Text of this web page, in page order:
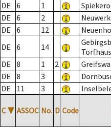
DE
6 1
DE
6 2 Neuwerk
DE
6 12
DE
6 14
Torfhaus
DE
8 1 2
DE
8 3
DE
11 3
C ▼ ASSOC No. D Code